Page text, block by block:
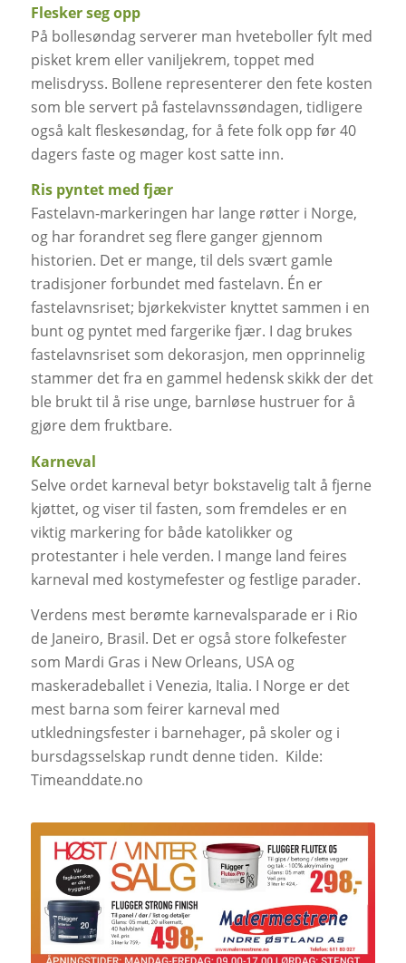
Flesker seg opp
På bollesøndag serverer man hveteboller fylt med
pisket krem eller vaniljekrem, toppet med
melisdryss. Bollene representerer den fete kosten
som ble servert på fastelavnssøndagen, tidligere
også kalt fleskesøndag, for å fete folk opp før 40
dagers faste og mager kost satte inn.
Ris pyntet med fjær
Fastelavn-markeringen har lange røtter i Norge,
og har forandret seg flere ganger gjennom
historien. Det er mange, til dels svært gamle
tradisjoner forbundet med fastelavn. Én er
fastelavnsriset; bjørkekvister knyttet sammen i en
bunt og pyntet med fargerike fjær. I dag brukes
fastelavnsriset som dekorasjon, men opprinnelig
stammer det fra en gammel hedensk skikk der det
ble brukt til å rise unge, barnløse hustruer for å
gjøre dem fruktbare.
Karneval
Selve ordet karneval betyr bokstavelig talt å fjerne
kjøttet, og viser til fasten, som fremdeles er en
viktig markering for både katolikker og
protestanter i hele verden. I mange land feires
karneval med kostymefester og festlige parader.
Verdens mest berømte karnevalsparade er i Rio
de Janeiro, Brasil. Det er også store folkefester
som Mardi Gras i New Orleans, USA og
maskeradeballet i Venezia, Italia. I Norge er det
mest barna som feirer karneval med
utkledningsfester i barnehager, på skoler og i
bursdagsselskap rundt denne tiden. Kilde:
Timeanddate.no